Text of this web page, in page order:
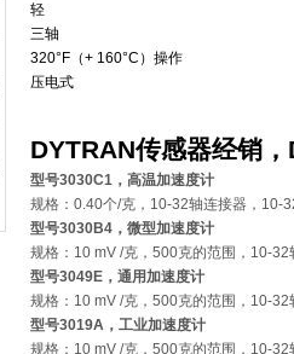
轻
三轴
320°F（+ 160°C）操作
压电式
DYTRAN传感器经销
型号3030C1 ，高温加速度计
规格： 0.40个/克， 10-32轴连接器， 10-
型号3030B4 ，微型加速度计
规格 ： 10 mV /克， 500克的范围， 10-32
型号3049E ，通用加速度计
规格 ： 10 mV /克， 500克的范围， 10-32
型号3019A ，工业加速度计
规格 ： 10 mV /克， 500克的范围， 10-32